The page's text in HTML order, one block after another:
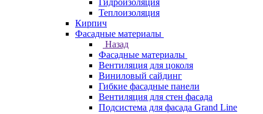
Гидроизоляция
Теплоизоляция
Кирпич
Фасадные материалы
Назад
Фасадные материалы
Вентиляция для цоколя
Виниловый сайдинг
Гибкие фасадные панели
Вентиляция для стен фасада
Подсистема для фасада Grand Line